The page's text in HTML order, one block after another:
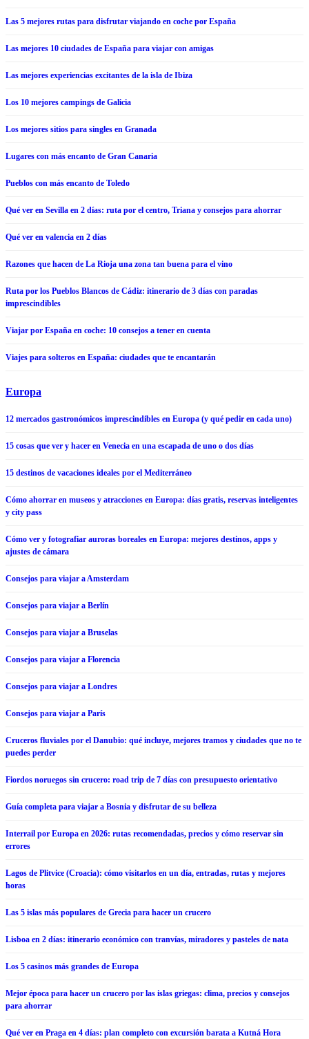
Las 5 mejores rutas para disfrutar viajando en coche por España
Las mejores 10 ciudades de España para viajar con amigas
Las mejores experiencias excitantes de la isla de Ibiza
Los 10 mejores campings de Galicia
Los mejores sitios para singles en Granada
Lugares con más encanto de Gran Canaria
Pueblos con más encanto de Toledo
Qué ver en Sevilla en 2 días: ruta por el centro, Triana y consejos para ahorrar
Qué ver en valencia en 2 días
Razones que hacen de La Rioja una zona tan buena para el vino
Ruta por los Pueblos Blancos de Cádiz: itinerario de 3 días con paradas
imprescindibles
Viajar por España en coche: 10 consejos a tener en cuenta
Viajes para solteros en España: ciudades que te encantarán
Europa
12 mercados gastronómicos imprescindibles en Europa (y qué pedir en cada uno)
15 cosas que ver y hacer en Venecia en una escapada de uno o dos días
15 destinos de vacaciones ideales por el Mediterráneo
Cómo ahorrar en museos y atracciones en Europa: días gratis, reservas inteligentes
y city pass
Cómo ver y fotografiar auroras boreales en Europa: mejores destinos, apps y
ajustes de cámara
Consejos para viajar a Amsterdam
Consejos para viajar a Berlín
Consejos para viajar a Bruselas
Consejos para viajar a Florencia
Consejos para viajar a Londres
Consejos para viajar a París
Cruceros fluviales por el Danubio: qué incluye, mejores tramos y ciudades que no te
puedes perder
Fiordos noruegos sin crucero: road trip de 7 días con presupuesto orientativo
Guía completa para viajar a Bosnia y disfrutar de su belleza
Interrail por Europa en 2026: rutas recomendadas, precios y cómo reservar sin
errores
Lagos de Plitvice (Croacia): cómo visitarlos en un día, entradas, rutas y mejores
horas
Las 5 islas más populares de Grecia para hacer un crucero
Lisboa en 2 días: itinerario económico con tranvías, miradores y pasteles de nata
Los 5 casinos más grandes de Europa
Mejor época para hacer un crucero por las islas griegas: clima, precios y consejos
para ahorrar
Qué ver en Praga en 4 días: plan completo con excursión barata a Kutná Hora